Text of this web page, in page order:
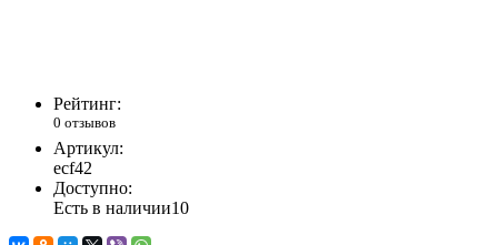
Рейтинг:
0 отзывов
Артикул:
ecf42
Доступно:
Есть в наличии10